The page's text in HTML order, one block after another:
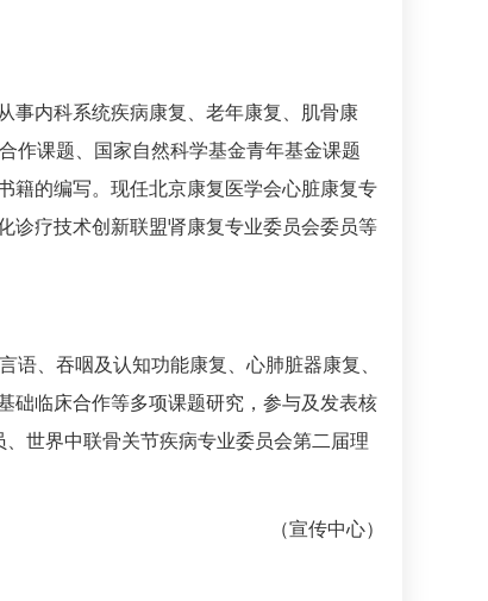
事内科系统疾病康复、老年康复、肌骨康
作课题、国家自然科学基金青年基金课题
籍的编写。现任北京康复医学会心脏康复专
诊疗技术创新联盟肾康复专业委员会委员等
语、吞咽及认知功能康复、心肺脏器康复、
础临床合作等多项课题研究，参与及发表核
世界中联骨关节疾病专业委员会第二届理
（宣传中心）